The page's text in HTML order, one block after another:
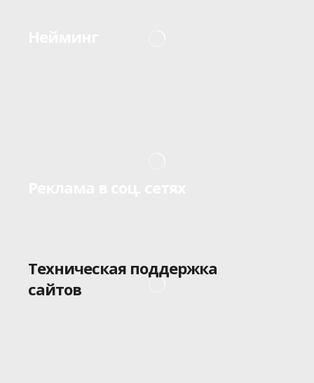
Техническая поддержка
сайтов